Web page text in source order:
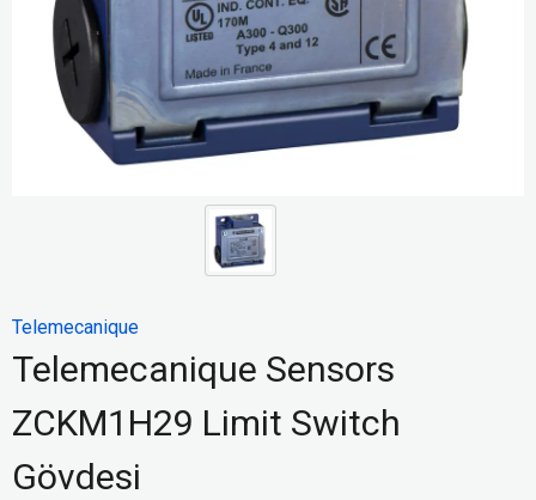
Telemecanique
Telemecanique Sensors
ZCKM1H29 Limit Switch
Gövdesi